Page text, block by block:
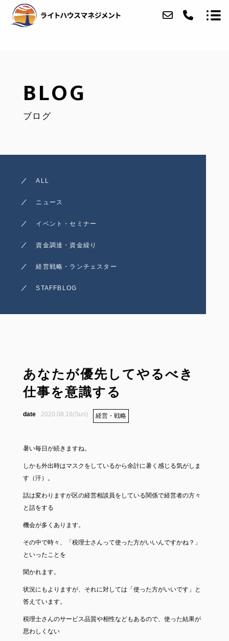
BLOG
ブログ
ALL
ニュース
イベント・セミナー
資金調達・資金繰り
経営戦略・ランチェスター
STAFFBLOG
あなたが優先してやるべき
仕事を意識する
2020.08.16(Sun) 経営・戦略
暑い毎日が続きますね。
しかも外出時はマスクをしているから余計に暑く感じる気がしま
す（汗）。
話は変わりますが区の経営相談員をしている関係で経営者の方々
と話をする
機会が多くあります。
その中で時々、「税理士さんって使った方がいいんですかね？」
といったことを
聞かれます。
状況にもよりますが、それに対しては「使った方がいいです」と
答えています。
税理士さんのサービス品質や相性などもあるので、使った結果が
思わしくない